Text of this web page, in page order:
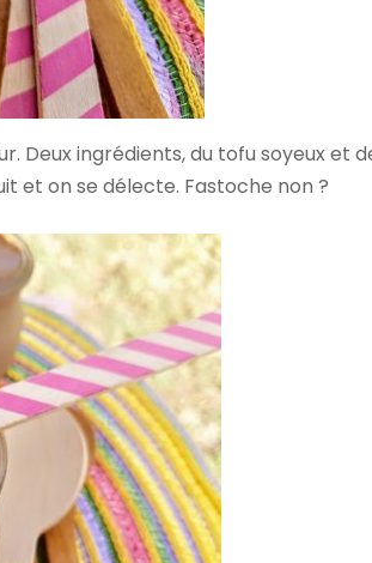
Deux ingrédients, du tofu soyeux et
et on se délecte. Fastoche non ?